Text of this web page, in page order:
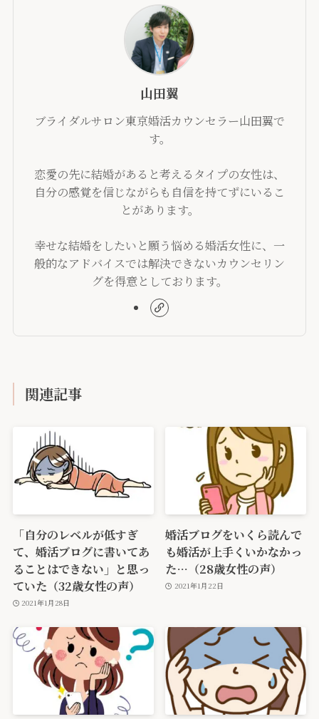
山田翼
ブライダルサロン東京婚活カウンセラー山田翼で
す。
恋愛の先に結婚があると考えるタイプの女性は、
自分の感覚を信じながらも自信を持てずにいるこ
とがあります。
幸せな結婚をしたいと願う悩める婚活女性に、一
般的なアドバイスでは解決できないカウンセリン
グを得意としております。
関連記事
「自分のレベルが低すぎ
て、婚活ブログに書いてあ
ることはできない」と思っ
ていた（32歳女性の声）
2021年1月28日
婚活ブログをいくら読んで
も婚活が上手くいかなかっ
た…（28歳女性の声）
2021年1月22日